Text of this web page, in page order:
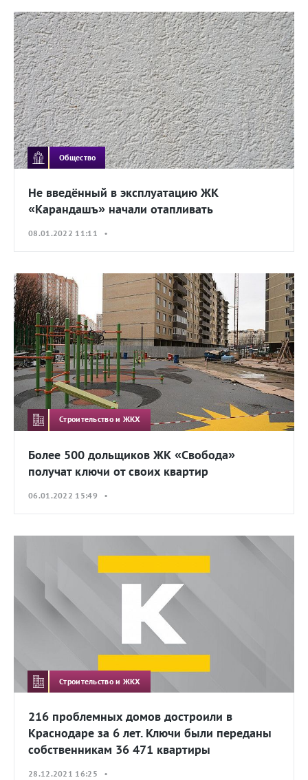
Общество
Не введённый в эксплуатацию ЖК
«Карандашъ» начали отапливать
08.01.2022 11:11 •
Строительство и ЖКХ
Более 500 дольщиков ЖК «Свобода»
получат ключи от своих квартир
06.01.2022 15:49 •
Строительство и ЖКХ
216 проблемных домов достроили в
Краснодаре за 6 лет. Ключи были переданы
собственникам 36 471 квартиры
28.12.2021 16:25 •